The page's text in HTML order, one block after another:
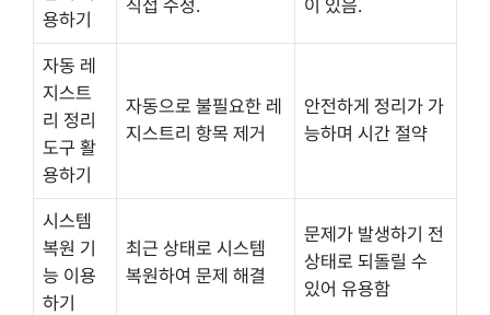
용하기
직접 수정.
이 있음.
자동 레
지스트
리 정리
도구 활
용하기
자동으로 불필요한 레
지스트리 항목 제거
안전하게 정리가 가
능하며 시간 절약
시스템
복원 기
능 이용
하기
최근 상태로 시스템
복원하여 문제 해결
문제가 발생하기 전
상태로 되돌릴 수
있어 유용함